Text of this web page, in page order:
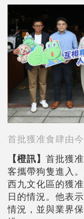
首批獲准食肆由
【橙訊】 首批獲
客攜帶狗隻進入
西九文化區的獲
日的情況。他表
情況，並與業界